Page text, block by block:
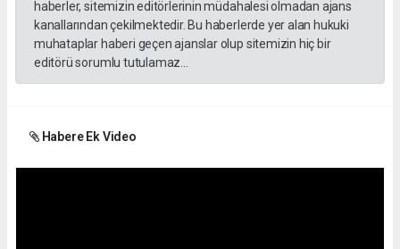
haberler, sitemizin editörlerinin müdahalesi olmadan ajans
kanallarından çekilmektedir. Bu haberlerde yer alan hukuki
muhataplar haberi geçen ajanslar olup sitemizin hiç bir
editörü sorumlu tutulamaz...
Habere Ek Video